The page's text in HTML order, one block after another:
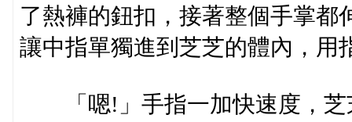
了熱褲的鈕扣，接著整個手掌都
讓中指單獨進到芝芝的體內，用
「嗯!」手指一加快速度，芝